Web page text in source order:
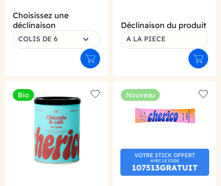
Choisissez une
déclinaison
COLIS DE 6
Ajouter au panier
Déclinaison du produit
A LA PIECE
Bio
Add to wishlist
Nouveau